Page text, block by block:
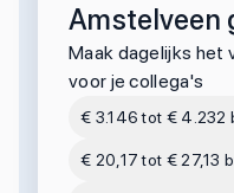
Amstelveen
Maak dagelijks het
voor je collega's
€ 3.146 tot € 4.232
€ 20,17 tot € 27,13